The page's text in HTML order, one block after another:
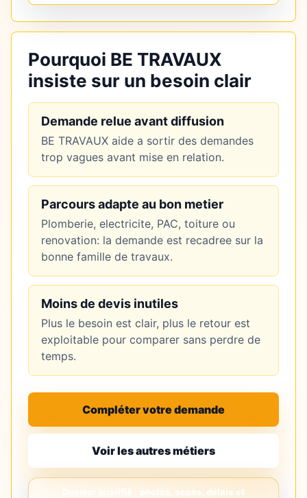
Pourquoi BE TRAVAUX
insiste sur un besoin clair
Demande relue avant diffusion
BE TRAVAUX aide a sortir des demandes
trop vagues avant mise en relation.
Parcours adapte au bon metier
Plomberie, electricite, PAC, toiture ou
renovation: la demande est recadree sur la
bonne famille de travaux.
Moins de devis inutiles
Plus le besoin est clair, plus le retour est
exploitable pour comparer sans perdre de
temps.
Compléter votre demande
Voir les autres métiers